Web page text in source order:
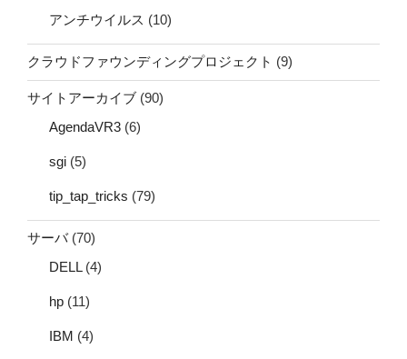
アンチウイルス (10)
クラウドファウンディングプロジェクト (9)
サイトアーカイブ (90)
AgendaVR3 (6)
sgi (5)
tip_tap_tricks (79)
サーバ(70)
DELL(4)
hp (11)
IBM (4)